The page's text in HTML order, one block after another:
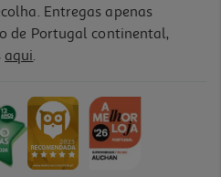
Entregas apenas
de Portugal continental,
aqui.